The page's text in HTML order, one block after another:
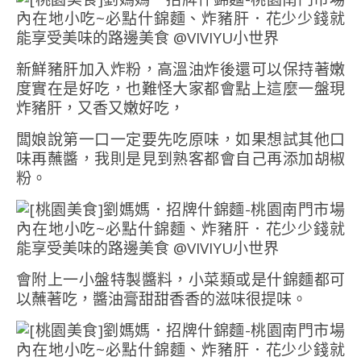
新鮮豬肝加入炸粉，高溫油炸後還可以保持著嫩
度實在是好吃，也難怪大家都會點上這麼一盤現
炸豬肝，又香又嫩好吃，
闆娘說第一口一定要先吃原味，如果想試其他口
味再蘸醬，我則是見到熟客都會自己再添加胡椒
粉。
會附上一小盤特製醬料，小菜類或是什錦麵都可
以蘸著吃，醬油膏甜甜香香的滋味很提味。